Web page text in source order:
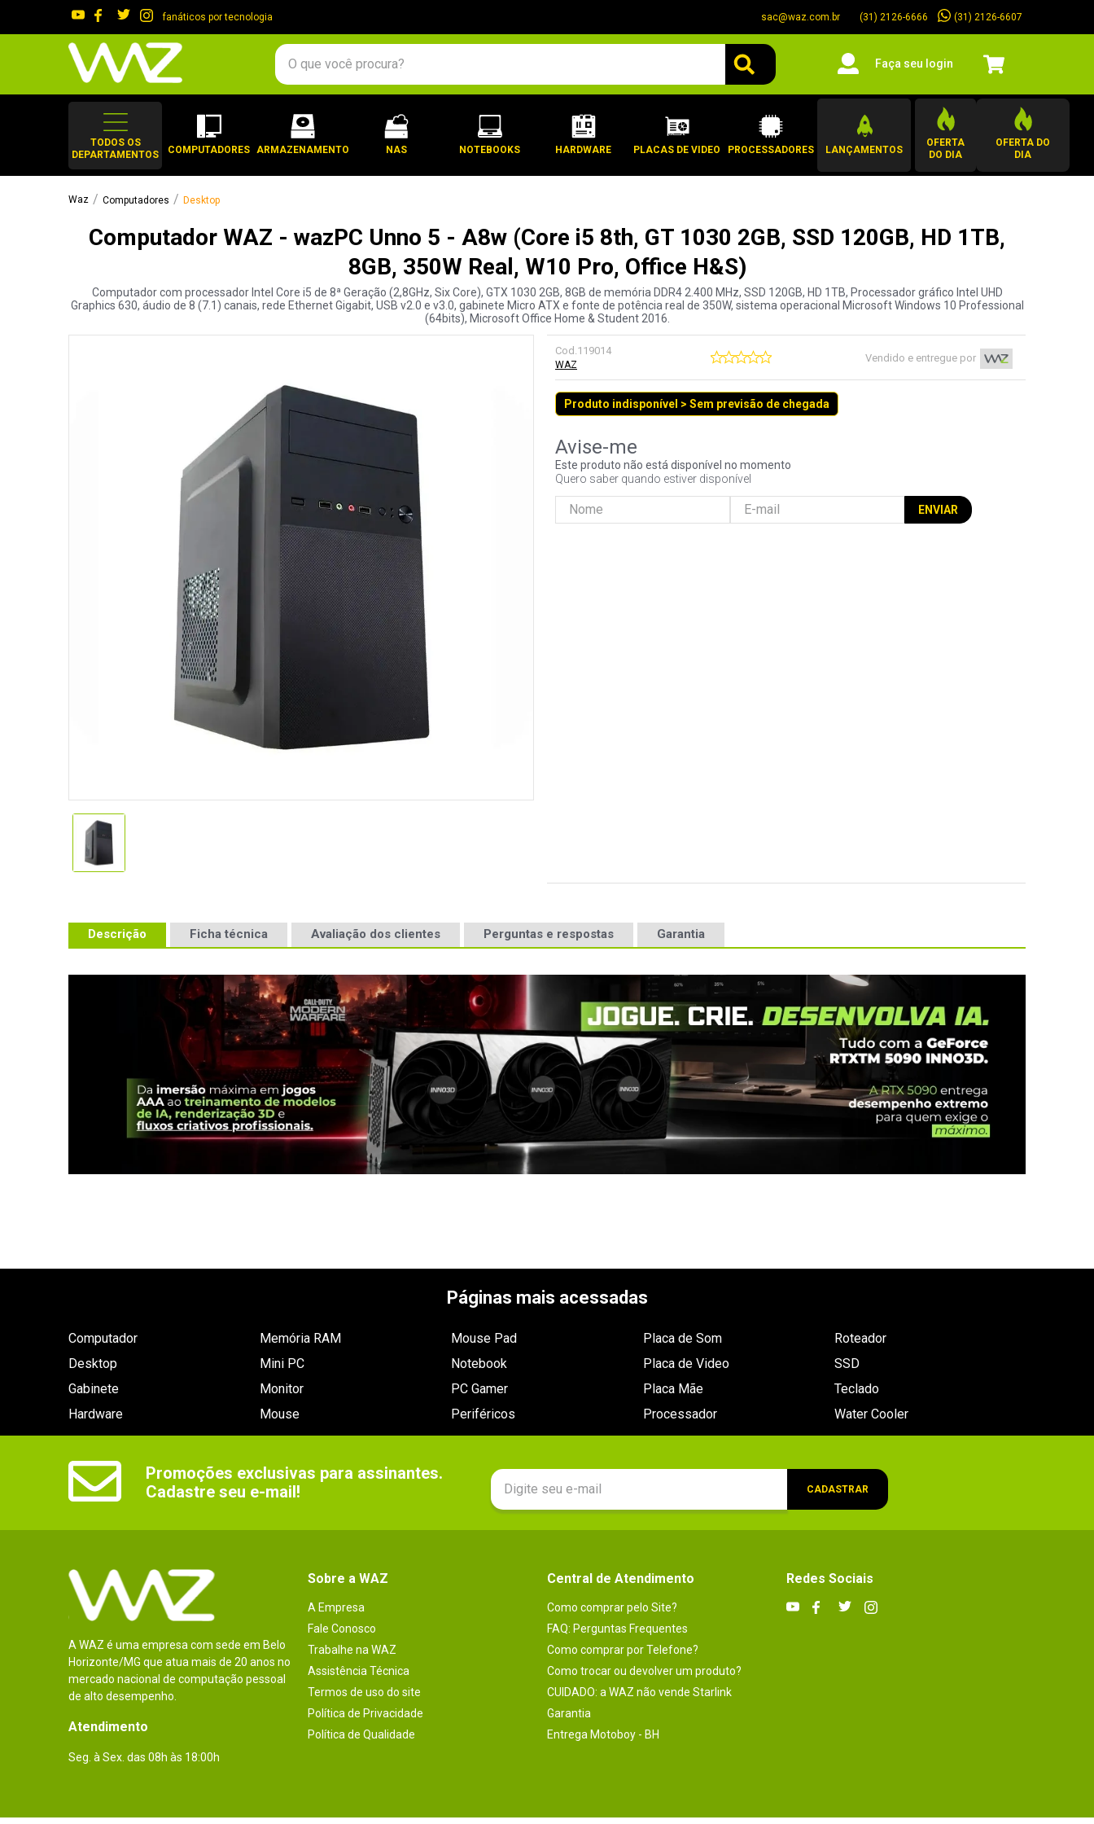
fanáticos por tecnologia sac@waz.com.br (31) 2126-6666 (31) 2126-6607
O que você procura?
Faça seu login
TODOS OS
DEPARTAMENTOS
COMPUTADORES ARMAZENAMENTO NAS NOTEBOOKS HARDWARE PLACAS DE VIDEO PROCESSADORES LANÇAMENTOS
OFERTA
DO DIA
OFERTA DO
DIA
Computadores Desktop
Computador WAZ - wazPC Unno 5 - A8w (Core i5 8th, GT 1030 2GB, SSD 120GB, HD 1TB,
8GB, 350W Real, W10 Pro, Office H&S)
Computador com processador Intel Core i5 de 8ª Geração (2,8GHz, Six Core), GTX 1030 2GB, 8GB de memória DDR4 2.400 MHz, SSD 120GB, HD 1TB, Processador gráfico Intel UHD
Graphics 630, áudio de 8 (7.1) canais, rede Ethernet Gigabit, USB v2.0 e v3.0, gabinete Micro ATX e fonte de potência real de 350W, sistema operacional Microsoft Windows 10 Professional
(64bits), Microsoft Office Home & Student 2016.
Cod.119014
WAZ
Vendido e entregue por
Produto indisponível > Sem previsão de chegada
Este produto não está disponível no momento
Quero saber quando estiver disponível
ENVIAR
Descrição Ficha técnica Avaliação dos clientes Perguntas e respostas Garantia
Páginas mais acessadas
Computador
Desktop
Gabinete
Hardware
Memória RAM
Mini PC
Monitor
Mouse
Mouse Pad
Notebook
PC Gamer
Periféricos
Placa de Som
Placa de Video
Placa Mãe
Processador
Roteador
SSD
Teclado
Water Cooler
Promoções exclusivas para assinantes.
Cadastre seu e-mail!
CADASTRAR
A WAZ é uma empresa com sede em Belo
Horizonte/MG que atua mais de 20 anos no
mercado nacional de computação pessoal
de alto desempenho.
Atendimento
Seg. à Sex. das 08h às 18:00h
Sobre a WAZ
A Empresa
Fale Conosco
Trabalhe na WAZ
Assistência Técnica
Termos de uso do site
Política de Privacidade
Política de Qualidade
Central de Atendimento
Como comprar pelo Site?
FAQ: Perguntas Frequentes
Como comprar por Telefone?
Como trocar ou devolver um produto?
CUIDADO: a WAZ não vende Starlink
Garantia
Entrega Motoboy - BH
Redes Sociais
gabinete
2º
keychron
5º
openbox
7º
jonsbo
10º